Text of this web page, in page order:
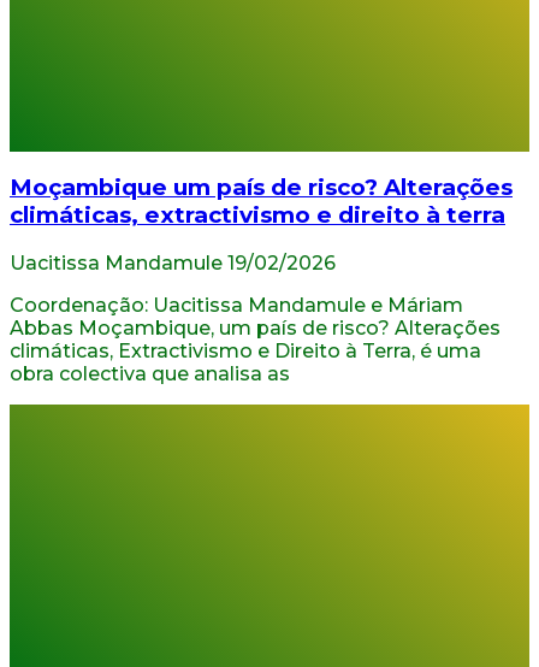
Moçambique um país de risco? Alterações
climáticas, extractivismo e direito à terra
Uacitissa Mandamule 19/02/2026
Coordenação: Uacitissa Mandamule e Máriam
Abbas Moçambique, um país de risco? Alterações
climáticas, Extractivismo e Direito à Terra, é uma
obra colectiva que analisa as